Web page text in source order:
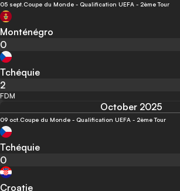
05 sept. Coupe du Monde - Qualification UEFA - 2ème Tour
Monténégro
0
Tchéquie
2
FDM
October 2025
09 oct. Coupe du Monde - Qualification UEFA - 2ème Tour
Tchéquie
0
Croatie